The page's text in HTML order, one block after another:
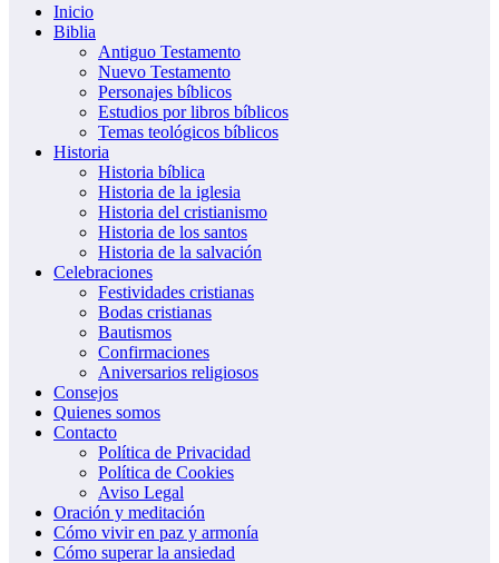
Inicio
Biblia
Antiguo Testamento
Nuevo Testamento
Personajes bíblicos
Estudios por libros bíblicos
Temas teológicos bíblicos
Historia
Historia bíblica
Historia de la iglesia
Historia del cristianismo
Historia de los santos
Historia de la salvación
Celebraciones
Festividades cristianas
Bodas cristianas
Bautismos
Confirmaciones
Aniversarios religiosos
Consejos
Quienes somos
Contacto
Política de Privacidad
Política de Cookies
Aviso Legal
Oración y meditación
Cómo vivir en paz y armonía
Cómo superar la ansiedad